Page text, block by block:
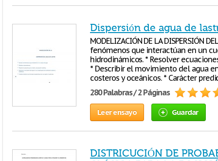
Dispersión de agua de
MODELIZACIÓN DE LA DISPERSIÓN
fenómenos que interactúan en un
hidrodinámicos. * Resolver
* Describir el movimiento del agua
costeros y oceánicos. * Carácter
280 Palabras / 2 Páginas
Leer ensayo Guardar
DISTRICUCIÓN DE